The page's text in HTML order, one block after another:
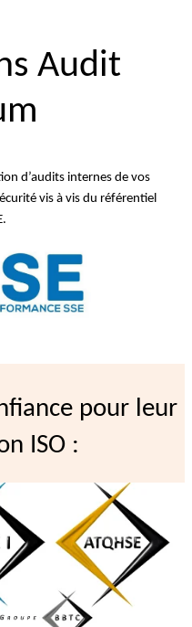
Audit
d’audits internes de vos
vis à vis du référentiel
pour leur
ISO :